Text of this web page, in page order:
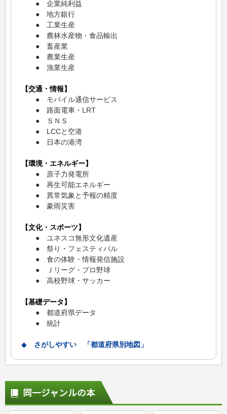
● 企業純利益
● 地方銀行
● 工業生産
● 農林水産物・食品輸出
● 畜産業
● 農業生産
● 漁業生産
【交通・情報】
● モバイル通信サービス
● 路面電車・LRT
● ＳＮＳ
● LCCと空港
● 日本の港湾
【環境・エネルギー】
● 原子力発電所
● 再生可能エネルギー
● 異常気象と予報の精度
● 豪雨災害
【文化・スポーツ】
● ユネスコ無形文化遺産
● 祭り・フェスティバル
● 食の体験・情報発信施設
● Ｊリーグ・プロ野球
● 高校野球・サッカー
【基礎データ】
● 都道府県データ
● 統計
◆ さがしやすい 「都道府県別地図」
同一ジャンルの本